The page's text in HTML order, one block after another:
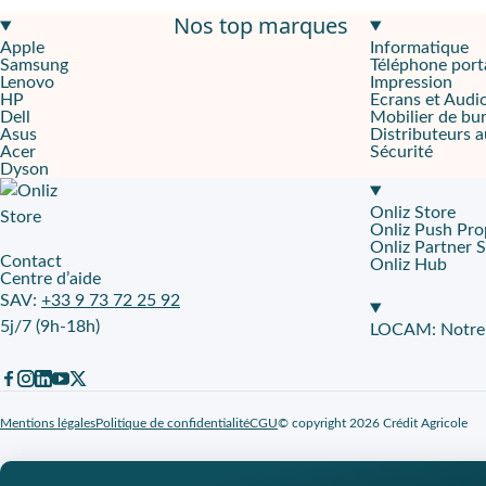
Un smartphone simple et efficace
Cet iPhone 12 reconditionné de 2020 est un choix adapté
Adapté pour capturer des photos de bonne qualité
Ce modèle profite de l'écran Super Retina XDR de 6,1 pouces,
Le choix du reconditionné pour diminuer son impact écologique
En optant pour un iPhone 12 reconditionné, vous bénéficiez
Avec Phoner Business, vous bénéficiez d'un service de réparation
Couleur: Noir
Nos top marques
Apple
Samsung
Lenovo
HP
Dell
Asus
Acer
Dyson
Informatique
Téléphone
Impression
Ecrans et
Mobilier de
Distributeurs
Sécurité
Contact
Centre d’aide
SAV: +33 9 73 72 25 92
5j/7 (9h-18h)
Onliz Store
Onliz Push
Onliz Partner
Onliz Hub
LOCAM:
Mentions légalesPolitique de confidentialitéCGU© copyright 2026 Crédit Agricole